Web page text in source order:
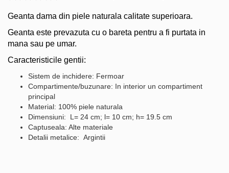
Geanta dama din piele naturala calitate superioara.
Geanta este prevazuta cu o bareta pentru a fi purtata in
mana sau pe umar.
Caracteristicile gentii:
Sistem de inchidere: Fermoar
Compartimente/buzunare: In interior un compartiment
principal
Material: 100% piele naturala
Dimensiuni: L= 24 cm; l= 10 cm; h= 19.5 cm
Captuseala: Alte materiale
Detalii metalice: Argintii